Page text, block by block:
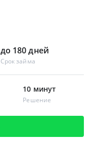
до 180 дней
Срок займа
10 минут
Решение